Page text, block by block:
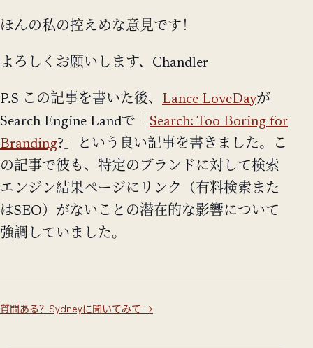
ほんの私の控えめな意見です！
よろしくお願いします、Chandler
P.S この記事を書いた後、 Lance LoveDayが
Search Engine Landで「 Search: Too Boring for
Branding?」という良い記事を書きました。こ
の記事で彼も、特定のブランドに対して検索
エンジン結果ページにリンク（有料検索また
はSEO）がないことの潜在的な影響について
強調していました。
質問ある？Sydneyに聞いてみて →